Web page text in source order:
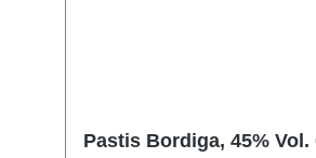
Pastis Bordiga, 45% Vol.